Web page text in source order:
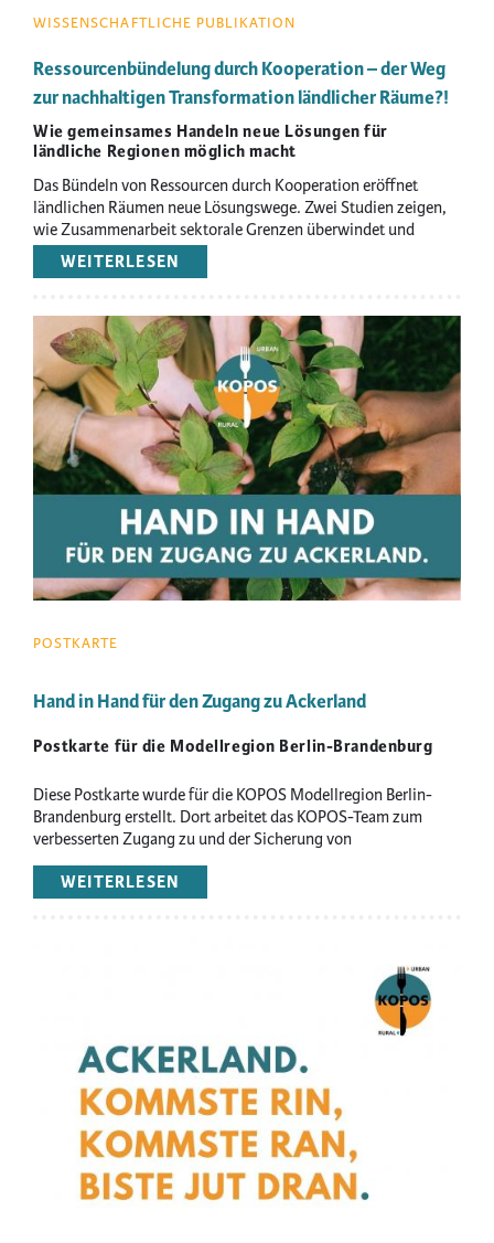
WISSENSCHAFTLICHE PUBLIKATION
Ressourcenbündelung durch Kooperation – der Weg
zur nachhaltigen Transformation ländlicher Räume?!
Wie gemeinsames Handeln neue Lösungen für
ländliche Regionen möglich macht
Das Bündeln von Ressourcen durch Kooperation eröffnet
ländlichen Räumen neue Lösungswege. Zwei Studien zeigen,
wie Zusammenarbeit sektorale Grenzen überwindet und
nachhaltige Transformationsprozesse in ländlichen Regionen
stärkt.
WEITERLESEN
RESSOURCENBÜNDELUNG
KOOPERATION
–
DER
WEG
ZUR
NACHHALTIGEN
TRANSFORMATION
LÄNDLICHER
RÄUME?!
Image
POSTKARTE
Hand in Hand für den Zugang zu Ackerland
Postkarte für die Modellregion Berlin-Brandenburg
Diese Postkarte wurde für die KOPOS Modellregion Berlin-
Brandenburg erstellt. Dort arbeitet das KOPOS-Team zum
verbesserten Zugang zu und der Sicherung von
landwirtschaftlichen Flächen.
WEITERLESEN
HAND
ACKERLAND